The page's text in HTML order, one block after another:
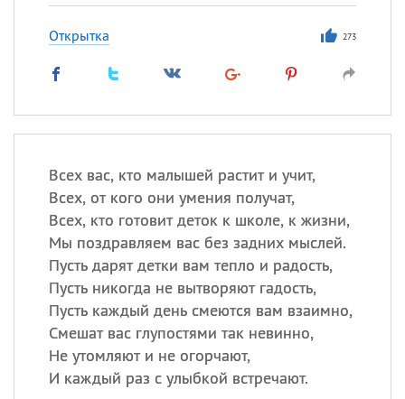
Открытка 273
Всех вас, кто малышей растит и учит,
Всех, от кого они умения получат,
Всех, кто готовит деток к школе, к жизни,
Мы поздравляем вас без задних мыслей.
Пусть дарят детки вам тепло и радость,
Пусть никогда не вытворяют гадость,
Пусть каждый день смеются вам взаимно,
Смешат вас глупостями так невинно,
Не утомляют и не огорчают,
И каждый раз с улыбкой встречают.
происхождение